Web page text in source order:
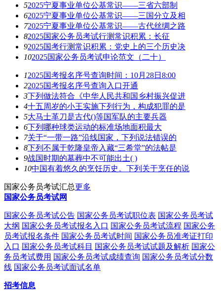
52025宁夏事业单位公基常识——三省六部制
62025宁夏事业单位公基常识——三国分立及相
72025宁夏事业单位公基常识——古代丝绸之路
82025国家公务员考试行测常识积累：长征
92025国考行测常识积累：党史上的三个历史决
102025国家公务员考试申论范文（二十）
12025国考报名序号查询时间：10月28日8:00
22025国考报名序号查询入口开通
3下列做法符合《中华人民共和国乡村振兴促进
4十五周岁的小王实施下列行为，构成犯罪的是
5大马士革刀是古代()等国军队的主要兵器
6下列哪种球类运动的标准场地面积最大
7关于“一带一路”沿线国家，下列说法错误的
8下列不属于乾隆皇帝入藏“三希堂”的法帖是
9战国时期的墓葬中不可能出土( )
10中国有着悠久的烹饪历史。下列关于烹任的说
国家公务员考试汇总更多
国家公务员考试网
国家公务员考试公告 国家公务员考试职位表 国家公务员考试
大纲 国家公务员考试报名入口 国家公务员考试流程 国家公务
员考试报名条件 国家公务员考试时间 国家公务员准考证打印
入口 国家公务员考试科目 国家公务员考试试题及解析 国家公
务员考试费用 国家公务员考试成绩查询 国家公务员考试分数
线 国家公务员考试面试名单
招考信息